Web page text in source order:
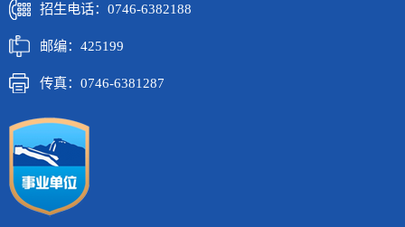
招生电话：0746-6382188
邮编：425199
传真：0746-6381287